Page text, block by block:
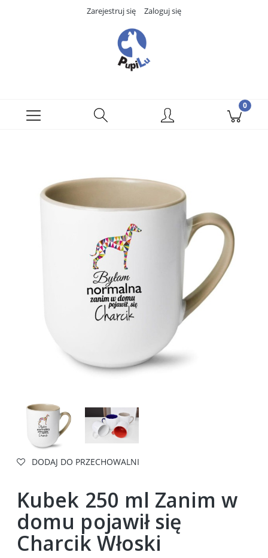
Zarejestruj się Zaloguj się
DODAJ DO PRZECHOWALNI
Kubek 250 ml Zanim w
domu pojawił się
Charcik Włoski